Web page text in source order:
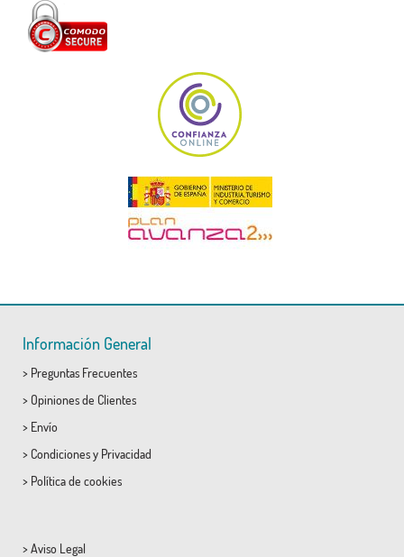
Información General
> Preguntas Frecuentes
> Opiniones de Clientes
> Envío
> Condicionesy Privacidad
> Política de cookies
> Aviso Legal